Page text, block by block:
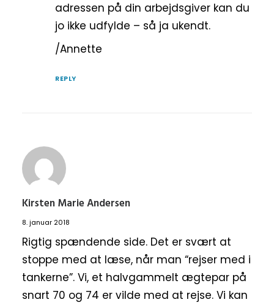
adressen på din arbejdsgiver kan du
jo ikke udfylde – så ja ukendt.
/Annette
REPLY
Kirsten Marie Andersen
8. januar 2018
Rigtig spændende side. Det er svært at
stoppe med at læse, når man “rejser med i
tankerne”. Vi, et halvgammelt ægtepar på
snart 70 og 74 er vilde med at rejse. Vi kan